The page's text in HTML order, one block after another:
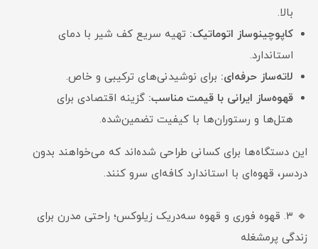
بالا.
کاپوچینو‌ساز اتوماتیک: تهیه سریع کف شیر با دمای
استاندارد.
لاته‌ساز حرفه‌ای: برای نوشیدنی‌های ترکیبی و خاص.
قهوه‌ساز ایرانی با قیمت مناسب: گزینه اقتصادی برای
هتل‌ها و رستوران‌ها با کیفیت تضمین‌شده.
این دستگاه‌ها برای کسانی طراحی شده‌اند که می‌خواهند بدون
دردسر، قهوه‌ای با استاندارد کافه‌ای سرو کنند.
🔹 ۳. قهوه فوری و قهوه سه‌در‌یک زیلوکس؛ راحتی مدرن برای
زندگی پرمشغله